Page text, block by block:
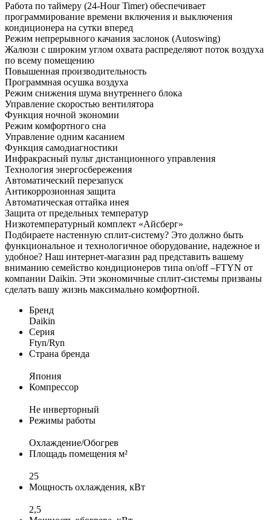
Работа по таймеру (24-Hour Timer) обеспечивает
программирование времени включения и выключения
кондиционера на сутки вперед
Режим непрерывного качания заслонок (Autoswing)
Жалюзи с широким углом охвата распределяют поток воздуха
по всему помещению
Повышенная производительность
Программная осушка воздуха
Режим снижения шума внутреннего блока
Управление скоростью вентилятора
Функция ночной экономии
Режим комфортного сна
Управление одним касанием
Функция самодиагностики
Инфракрасный пульт дистанционного управления
Технология энергосбережения
Автоматический перезапуск
Антикоррозионная защита
Автоматическая оттайка инея
Защита от предельных температур
Низкотемпературный комплект «Айсберг»
Подбираете настенную сплит-систему? Это должно быть
функциональное и технологичное оборудование, надежное и
удобное? Наш интернет-магазин рад представить вашему
вниманию семейство кондиционеров типа on/off –FTYN от
компании Daikin. Эти экономичные сплит-системы призваны
сделать вашу жизнь максимально комфортной.
Бренд
Daikin
Серия
Ftyn/Ryn
Страна бренда
Япония
Компрессор
Не инверторный
Режимы работы
Охлаждение/Обогрев
Площадь помещения м²
25
Мощность охлаждения, кВт
2,5